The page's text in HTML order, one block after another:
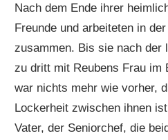
Nach dem Ende ihrer
Freunde und arbeiteten in
zusammen. Bis sie nach der
zu dritt mit Reubens Frau im
war nichts mehr wie vorher,
Lockerheit zwischen ihnen
Vater, der Seniorchef, die